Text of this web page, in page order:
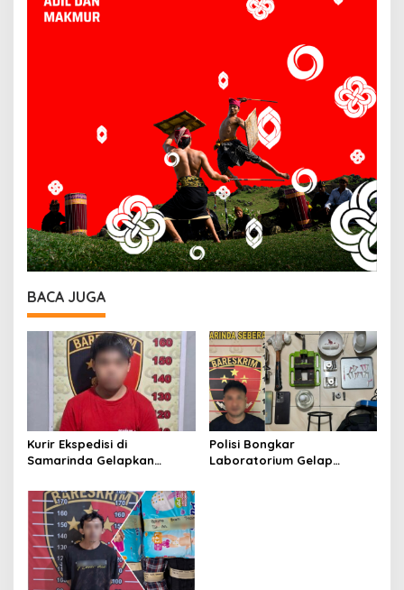
BACA JUGA
Kurir Ekspedisi di
Samarinda Gelapkan
Barang Elektronik Lainnya,
Kerugian Capai Rp 98 Juta
Polisi Bongkar
Laboratorium Gelap